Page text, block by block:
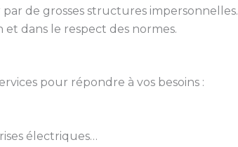
par de grosses structures impersonnelles.
et dans le respect des normes.
pour répondre à vos besoins :
électriques…